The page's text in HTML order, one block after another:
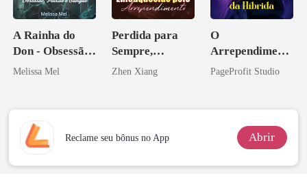
A Rainha do
Don - Obsessão,
Paixão e Sangue
Melissa Mel
Perdida para
Sempre,
Enlouquecido
o
Zhen Xiang
O
Arrependiment
o do Alfa: O
PageProfit Studio
Reclame seu bônus no App Abrir